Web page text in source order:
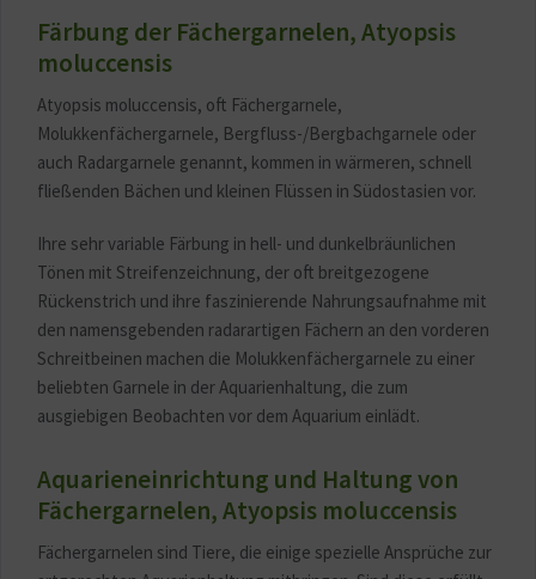
Färbung der Fächergarnelen, Atyopsis
moluccensis
Atyopsis moluccensis, oft Fächergarnele,
Molukkenfächergarnele, Bergfluss-/Bergbachgarnele oder
auch Radargarnele genannt, kommen in wärmeren, schnell
fließenden Bächen und kleinen Flüssen in Südostasien vor.
Ihre sehr variable Färbung in hell- und dunkelbräunlichen
Tönen mit Streifenzeichnung, der oft breitgezogene
Rückenstrich und ihre faszinierende Nahrungsaufnahme mit
den namensgebenden radarartigen Fächern an den vorderen
Schreitbeinen machen die Molukkenfächergarnele zu einer
beliebten Garnele in der Aquarienhaltung, die zum
ausgiebigen Beobachten vor dem Aquarium einlädt.
Aquarieneinrichtung und Haltung von
Fächergarnelen, Atyopsis moluccensis
Fächergarnelen sind Tiere, die einige spezielle Ansprüche zur